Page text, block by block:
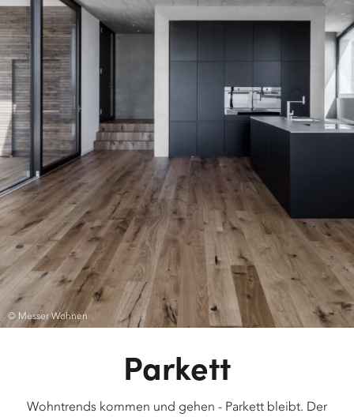
© Messer Wohnen
Parkett
Wohntrends kommen und gehen - Parkett bleibt. Der